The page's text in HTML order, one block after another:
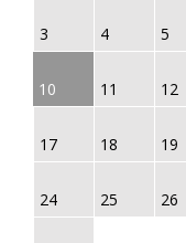
3 4 5
10 11 12
17 18 19
24 25 26